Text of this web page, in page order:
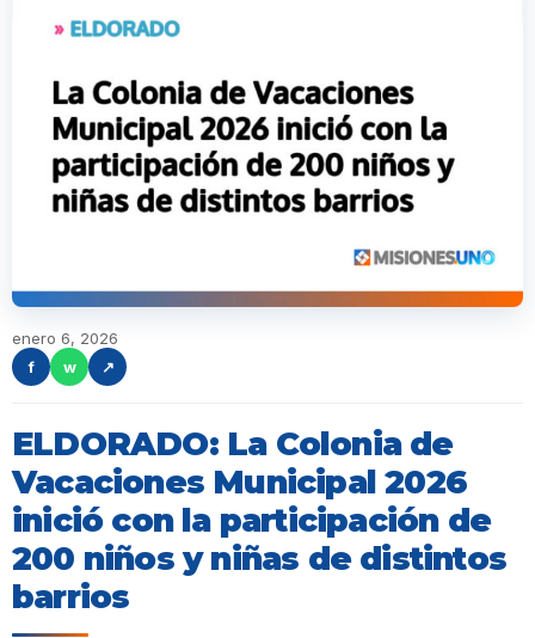
enero 6, 2026
f
w ↗
ELDORADO: La Colonia de
Vacaciones Municipal 2026
inició con la participación de
200 niños y niñas de distintos
barrios